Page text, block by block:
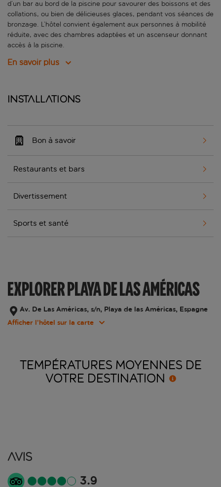
d’un bar au bord de la piscine pour savourer des boissons et des
collations, ou bien de délicieuses glaces, pendant vos séances de
bronzage. L’hôtel convient également aux personnes à mobilité
réduite, avec des chambres adaptées et un ascenseur donnant
accès à la piscine.
En savoir plus
Installations
Bon à savoir
Restaurants et bars
Divertissement
Sports et santé
EXPLORER PLAYA DE LAS AMÉRICAS
Av. De Las Américas, s/n, Playa de las Américas, Espagne
Afficher l’hôtel sur la carte
TEMPÉRATURES MOYENNES DE
VOTRE DESTINATION
Avis
3.9